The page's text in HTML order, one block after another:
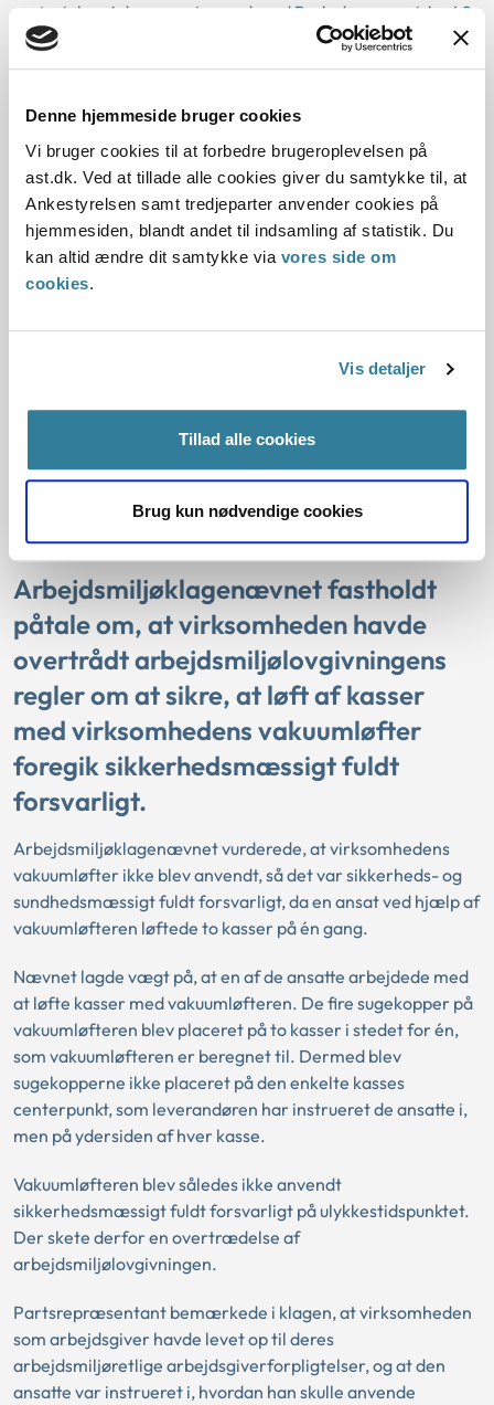
Denne hjemmeside bruger cookies
Vi bruger cookies til at forbedre brugeroplevelsen på
ast.dk. Ved at tillade alle cookies giver du samtykke til, at
Ankestyrelsen samt tredjeparter anvender cookies på
hjemmesiden, blandt andet til indsamling af statistik. Du
kan altid ændre dit samtykke via vores side om
cookies.
Vis detaljer
Tillad alle cookies
Brug kun nødvendige cookies
materialer. Adgangsvejen ned mod P-pladsen var cirka 40
cm bred og fremstod med en skråning og oplag af
materialer, hvilket medførte en risiko for at snuble eller
en presenning, som de risikerede at falde over.
Nævnet var opmærksom på, at virksomheden oplyste, at
det var byggeledelsen, der stod for hele projektet og derfor
burde få påbuddet.
Nævnet bemærkede dertil, at det er arbejdsgiverens pligt
at sikre, at egne ansattes arbejde kan udføres sikkerheds-
Afgørelsen kan læses i sin helhed her
Arbejdsmiljøklagenævnet fastholdt
påtale om, at virksomheden havde
overtrådt arbejdsmiljølovgivningens
regler om at sikre, at løft af kasser
med virksomhedens vakuumløfter
foregik sikkerhedsmæssigt fuldt
forsvarligt.
Arbejdsmiljøklagenævnet vurderede, at virksomhedens
vakuumløfter ikke blev anvendt, så det var sikkerheds- og
sundhedsmæssigt fuldt forsvarligt, da en ansat ved hjælp af
vakuumløfteren løftede to kasser på én gang.
Nævnet lagde vægt på, at en af de ansatte arbejdede med
at løfte kasser med vakuumløfteren. De fire sugekopper på
vakuumløfteren blev placeret på to kasser i stedet for én,
som vakuumløfteren er beregnet til. Dermed blev
sugekopperne ikke placeret på den enkelte kasses
centerpunkt, som leverandøren har instrueret de ansatte i,
men på ydersiden af hver kasse.
Vakuumløfteren blev således ikke anvendt
sikkerhedsmæssigt fuldt forsvarligt på ulykkestidspunktet.
Der skete derfor en overtrædelse af
arbejdsmiljølovgivningen.
Partsrepræsentant bemærkede i klagen, at virksomheden
som arbejdsgiver havde levet op til deres
arbejdsmiljøretlige arbejdsgiverforpligtelser, og at den
ansatte var instrueret i, hvordan han skulle anvende